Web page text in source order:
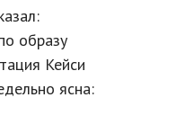
образу
Кейси
ясна: